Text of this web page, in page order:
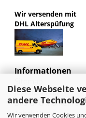
Diese Webseite
andere
Wir verwenden Cookies
Wir versenden mit
DHL Alterspüfung
Informationen
Jugendschutz
Bild und
Tabak Pedia